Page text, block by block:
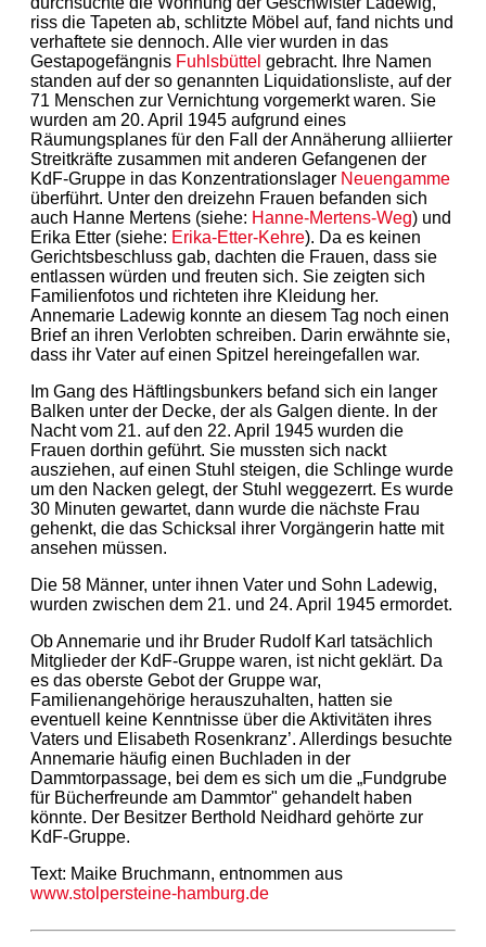
riss die Tapeten ab, schlitzte Möbel auf, fand nichts und
verhaftete sie dennoch. Alle vier wurden in das
Gestapogefängnis Fuhlsbüttel gebracht. Ihre Namen
standen auf der so genannten Liquidationsliste, auf der
71 Menschen zur Vernichtung vorgemerkt waren. Sie
wurden am 20. April 1945 aufgrund eines
Räumungsplanes für den Fall der Annäherung alliierter
Streitkräfte zusammen mit anderen Gefangenen der
KdF-Gruppe in das Konzentrationslager Neuengamme
überführt. Unter den dreizehn Frauen befanden sich
auch Hanne Mertens (siehe: Hanne-Mertens-Weg) und
Erika Etter (siehe: Erika-Etter-Kehre). Da es keinen
Gerichtsbeschluss gab, dachten die Frauen, dass sie
entlassen würden und freuten sich. Sie zeigten sich
Familienfotos und richteten ihre Kleidung her.
Annemarie Ladewig konnte an diesem Tag noch einen
Brief an ihren Verlobten schreiben. Darin erwähnte sie,
dass ihr Vater auf einen Spitzel hereingefallen war.
Im Gang des Häftlingsbunkers befand sich ein langer
Balken unter der Decke, der als Galgen diente. In der
Nacht vom 21. auf den 22. April 1945 wurden die
Frauen dorthin geführt. Sie mussten sich nackt
ausziehen, auf einen Stuhl steigen, die Schlinge wurde
um den Nacken gelegt, der Stuhl weggezerrt. Es wurde
30 Minuten gewartet, dann wurde die nächste Frau
gehenkt, die das Schicksal ihrer Vorgängerin hatte mit
ansehen müssen.
Die 58 Männer, unter ihnen Vater und Sohn Ladewig,
wurden zwischen dem 21. und 24. April 1945 ermordet.
Ob Annemarie und ihr Bruder Rudolf Karl tatsächlich
Mitglieder der KdF-Gruppe waren, ist nicht geklärt. Da
es das oberste Gebot der Gruppe war,
Familienangehörige herauszuhalten, hatten sie
eventuell keine Kenntnisse über die Aktivitäten ihres
Vaters und Elisabeth Rosenkranz’. Allerdings besuchte
Annemarie häufig einen Buchladen in der
Dammtorpassage, bei dem es sich um die „Fundgrube
für Bücherfreunde am Dammtor" gehandelt haben
könnte. Der Besitzer Berthold Neidhard gehörte zur
KdF-Gruppe.
Text: Maike Bruchmann, entnommen aus
www.stolpersteine-hamburg.de